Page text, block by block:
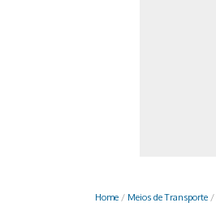
Home / Meios de Transporte /